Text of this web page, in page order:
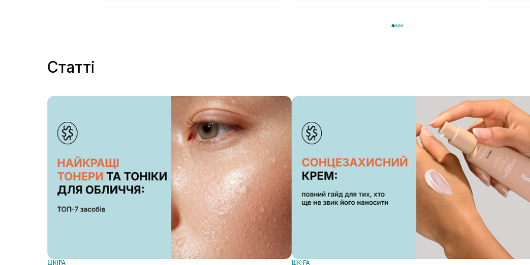
Статті
ШКIРА ШКIРА